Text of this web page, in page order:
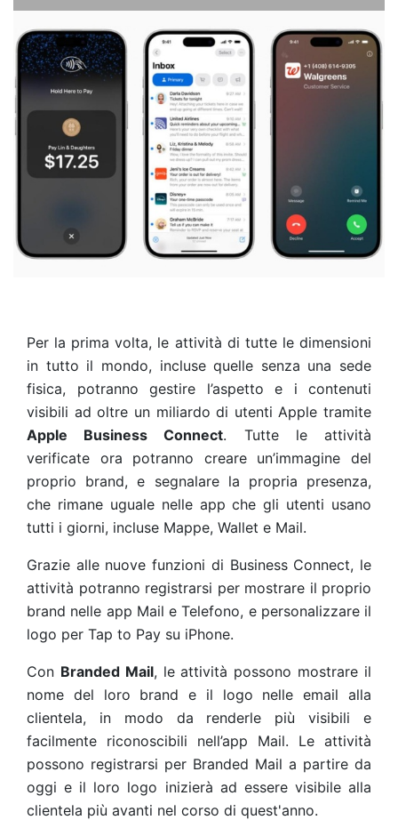
Per la prima volta, le attività di tutte le dimensioni
in tutto il mondo, incluse quelle senza una sede
fisica, potranno gestire l’aspetto e i contenuti
visibili ad oltre un miliardo di utenti Apple tramite
Apple Business Connect. Tutte le attività
verificate ora potranno creare un’immagine del
proprio brand, e segnalare la propria presenza,
che rimane uguale nelle app che gli utenti usano
tutti i giorni, incluse Mappe, Wallet e Mail.
Grazie alle nuove funzioni di Business Connect, le
attività potranno registrarsi per mostrare il proprio
brand nelle app Mail e Telefono, e personalizzare il
logo per Tap to Pay su iPhone.
Con Branded Mail, le attività possono mostrare il
nome del loro brand e il logo nelle email alla
clientela, in modo da renderle più visibili e
facilmente riconoscibili nell’app Mail. Le attività
possono registrarsi per Branded Mail a partire da
oggi e il loro logo inizierà ad essere visibile alla
clientela più avanti nel corso di quest'anno.